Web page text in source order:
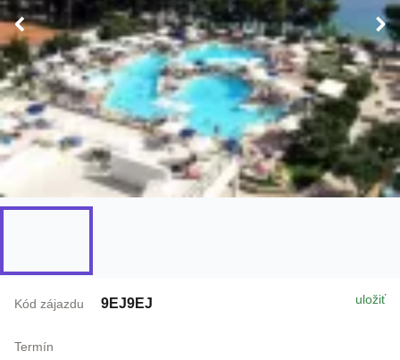
uložiť
Kód zájazdu 9EJ9EJ
Termín